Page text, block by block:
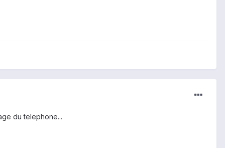
du telephone...